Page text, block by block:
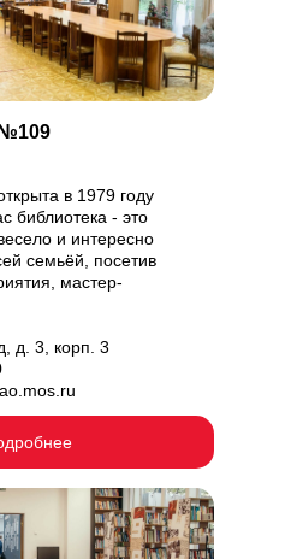
в 1979 году
библиотека - это
и интересно
семьёй, посетив
мастер-
д. 3, корп. 3